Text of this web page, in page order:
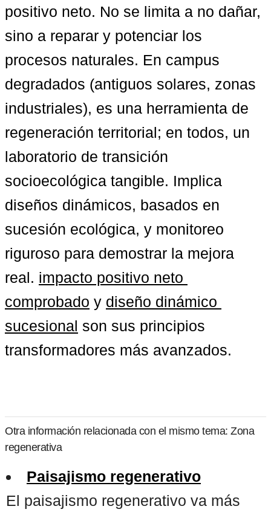
positivo neto. No se limita a no dañar,
sino a reparar y potenciar los
procesos naturales. En campus
degradados (antiguos solares, zonas
industriales), es una herramienta de
regeneración territorial; en todos, un
laboratorio de transición
socioecológica tangible. Implica
diseños dinámicos, basados en
sucesión ecológica, y monitoreo
riguroso para demostrar la mejora
real. impacto positivo neto
comprobado y diseño dinámico
sucesional son sus principios
transformadores más avanzados.
Otra información relacionada con el mismo tema: Zona
regenerativa
Paisajismo regenerativo
El paisajismo regenerativo va más